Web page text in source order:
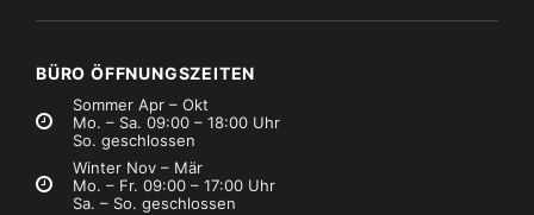
BÜRO ÖFFNUNGSZEITEN
Sommer Apr – Okt
Mo. – Sa. 09:00 – 18:00 Uhr
So. geschlossen
Winter Nov – Mär
Mo. – Fr. 09:00 – 17:00 Uhr
Sa. – So. geschlossen